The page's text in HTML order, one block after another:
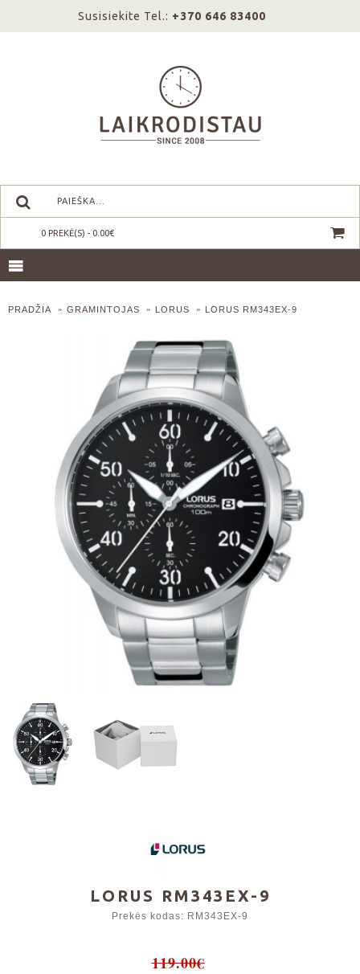
Susisiekite Tel.: +370 646 83400
0 PREKĖ(S) - 0.00€
PRADŽIA GRAMINTOJAS LORUS LORUS RM343EX-9
LORUS RM343EX-9
Prekės kodas: RM343EX-9
119.00€